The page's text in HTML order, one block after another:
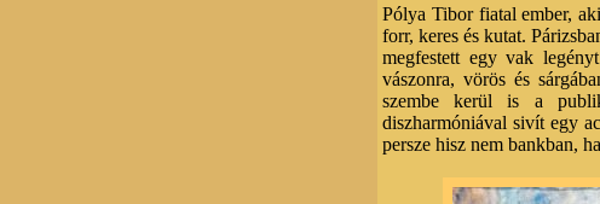
Pólya Tibor fiatal ember,
forr, keres és kutat.
megfestett egy vak
vászonra, vörös és
szembe kerül is a
diszharmóniával sivít egy
persze hisz nem bankban,